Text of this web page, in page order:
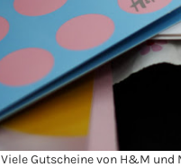
Viele Gutscheine von H&M und